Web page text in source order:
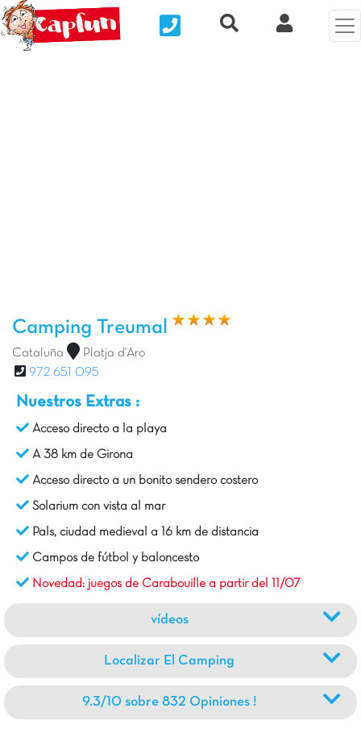
Nous contacterRecherche rapide
Mi
Camping Treumal
Cataluña
Platja d'Aro
972 651 095
Nuestros Extras :
Acceso directo a la playa
A 38 km de Girona
Acceso directo a un bonito sendero costero
Solarium con vista al mar
Pals, ciudad medieval a 16 km de distancia
Campos de fútbol y baloncesto
Novedad: juegos de Carabouille a partir del 11/07
vídeos
Localizar El Camping
9.3/10 sobre 832 Opiniones !